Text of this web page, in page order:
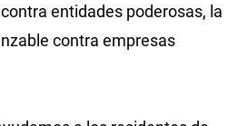
entidades poderosas, la
contra empresas